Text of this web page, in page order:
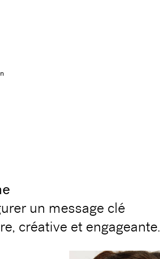
un message clé
créative et engageante.